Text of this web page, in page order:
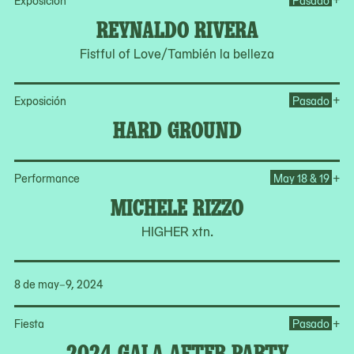
REYNALDO RIVERA
Fistful of Love/También la belleza
Exposición
HARD GROUND
Pasado +
Performance
MICHELE RIZZO
HIGHER xtn.
May 18 & 19 +
8 de may–9, 2024
Fiesta Pasado +